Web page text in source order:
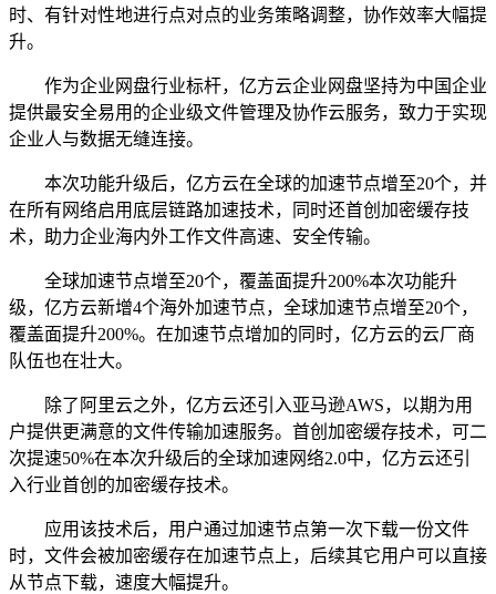
时、有针对性地进行点对点的业务策略调整，协作效率大幅提
升。
作为企业网盘行业标杆，亿方云企业网盘坚持为中国企业
提供最安全易用的企业级文件管理及协作云服务，致力于实现
企业人与数据无缝连接。
本次功能升级后，亿方云在全球的加速节点增至20个，并
在所有网络启用底层链路加速技术，同时还首创加密缓存技
术，助力企业海内外工作文件高速、安全传输。
全球加速节点增至20个，覆盖面提升200%本次功能升
级，亿方云新增4个海外加速节点，全球加速节点增至20个，
覆盖面提升200%。在加速节点增加的同时，亿方云的云厂商
队伍也在壮大。
除了阿里云之外，亿方云还引入亚马逊AWS，以期为用
户提供更满意的文件传输加速服务。首创加密缓存技术，可二
次提速50%在本次升级后的全球加速网络2.0中，亿方云还引
入行业首创的加密缓存技术。
应用该技术后，用户通过加速节点第一次下载一份文件
时，文件会被加密缓存在加速节点上，后续其它用户可以直接
从节点下载，速度大幅提升。